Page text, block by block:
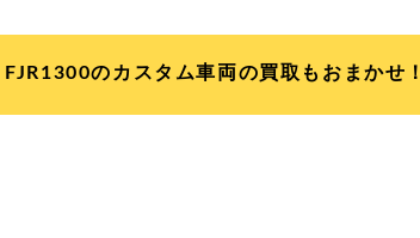
のカスタム車両の買取もおまかせ！